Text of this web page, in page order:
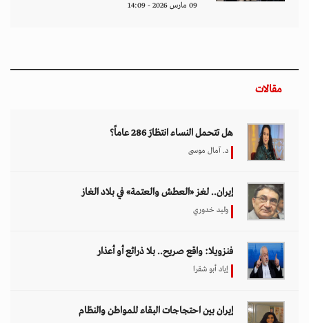
09 مارس 2026 - 14:09
مقالات
هل تتحمل النساء انتظارَ 286 عاماً؟
د. آمال موسى
إيران.. لغز «العطش والعتمة» في بلاد الغاز
وليد خدوري
فنزويلا: واقع صريح.. بلا ذرائع أو أعذار
إياد أبو شقرا
إيران بين احتجاجات البقاء للمواطن والنظام